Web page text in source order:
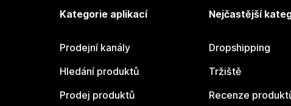
Kategorie aplikací
Prodejní kanály
Hledání produktů
Prodej produktů
Nejčastější
Dropshipping
Tržiště
Recenze